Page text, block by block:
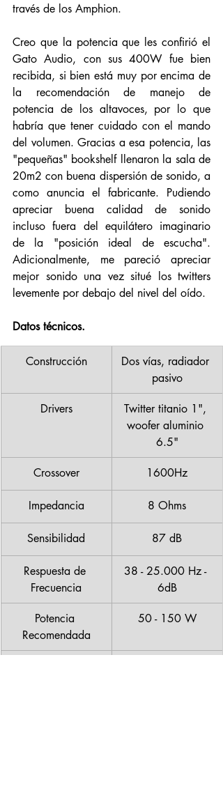
través de los Amphion.
Creo que la potencia que les confirió el
Gato Audio, con sus 400W fue bien
recibida, si bien está muy por encima de
la recomendación de manejo de
potencia de los altavoces, por lo que
habría que tener cuidado con el mando
del volumen. Gracias a esa potencia, las
"pequeñas" bookshelf llenaron la sala de
20m2 con buena dispersión de sonido, a
como anuncia el fabricante. Pudiendo
apreciar buena calidad de sonido
incluso fuera del equilátero imaginario
de la "posición ideal de escucha".
Adicionalmente, me pareció apreciar
mejor sonido una vez situé los twitters
levemente por debajo del nivel del oído.
Datos técnicos.
Construcción
Dos vías, radiador
pasivo
Drivers
Twitter titanio 1",
woofer aluminio
6.5"
Crossover 1600Hz
Impedancia 8 Ohms
Sensibilidad 87 dB
Respuesta de
Frecuencia
38 - 25.000 Hz -
6dB
Potencia
Recomendada
50 - 150 W